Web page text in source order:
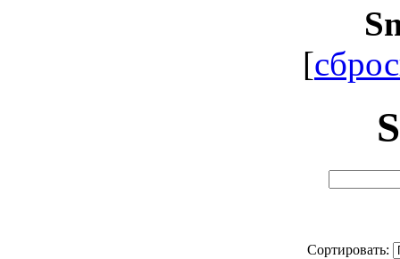
[
Сортировать: